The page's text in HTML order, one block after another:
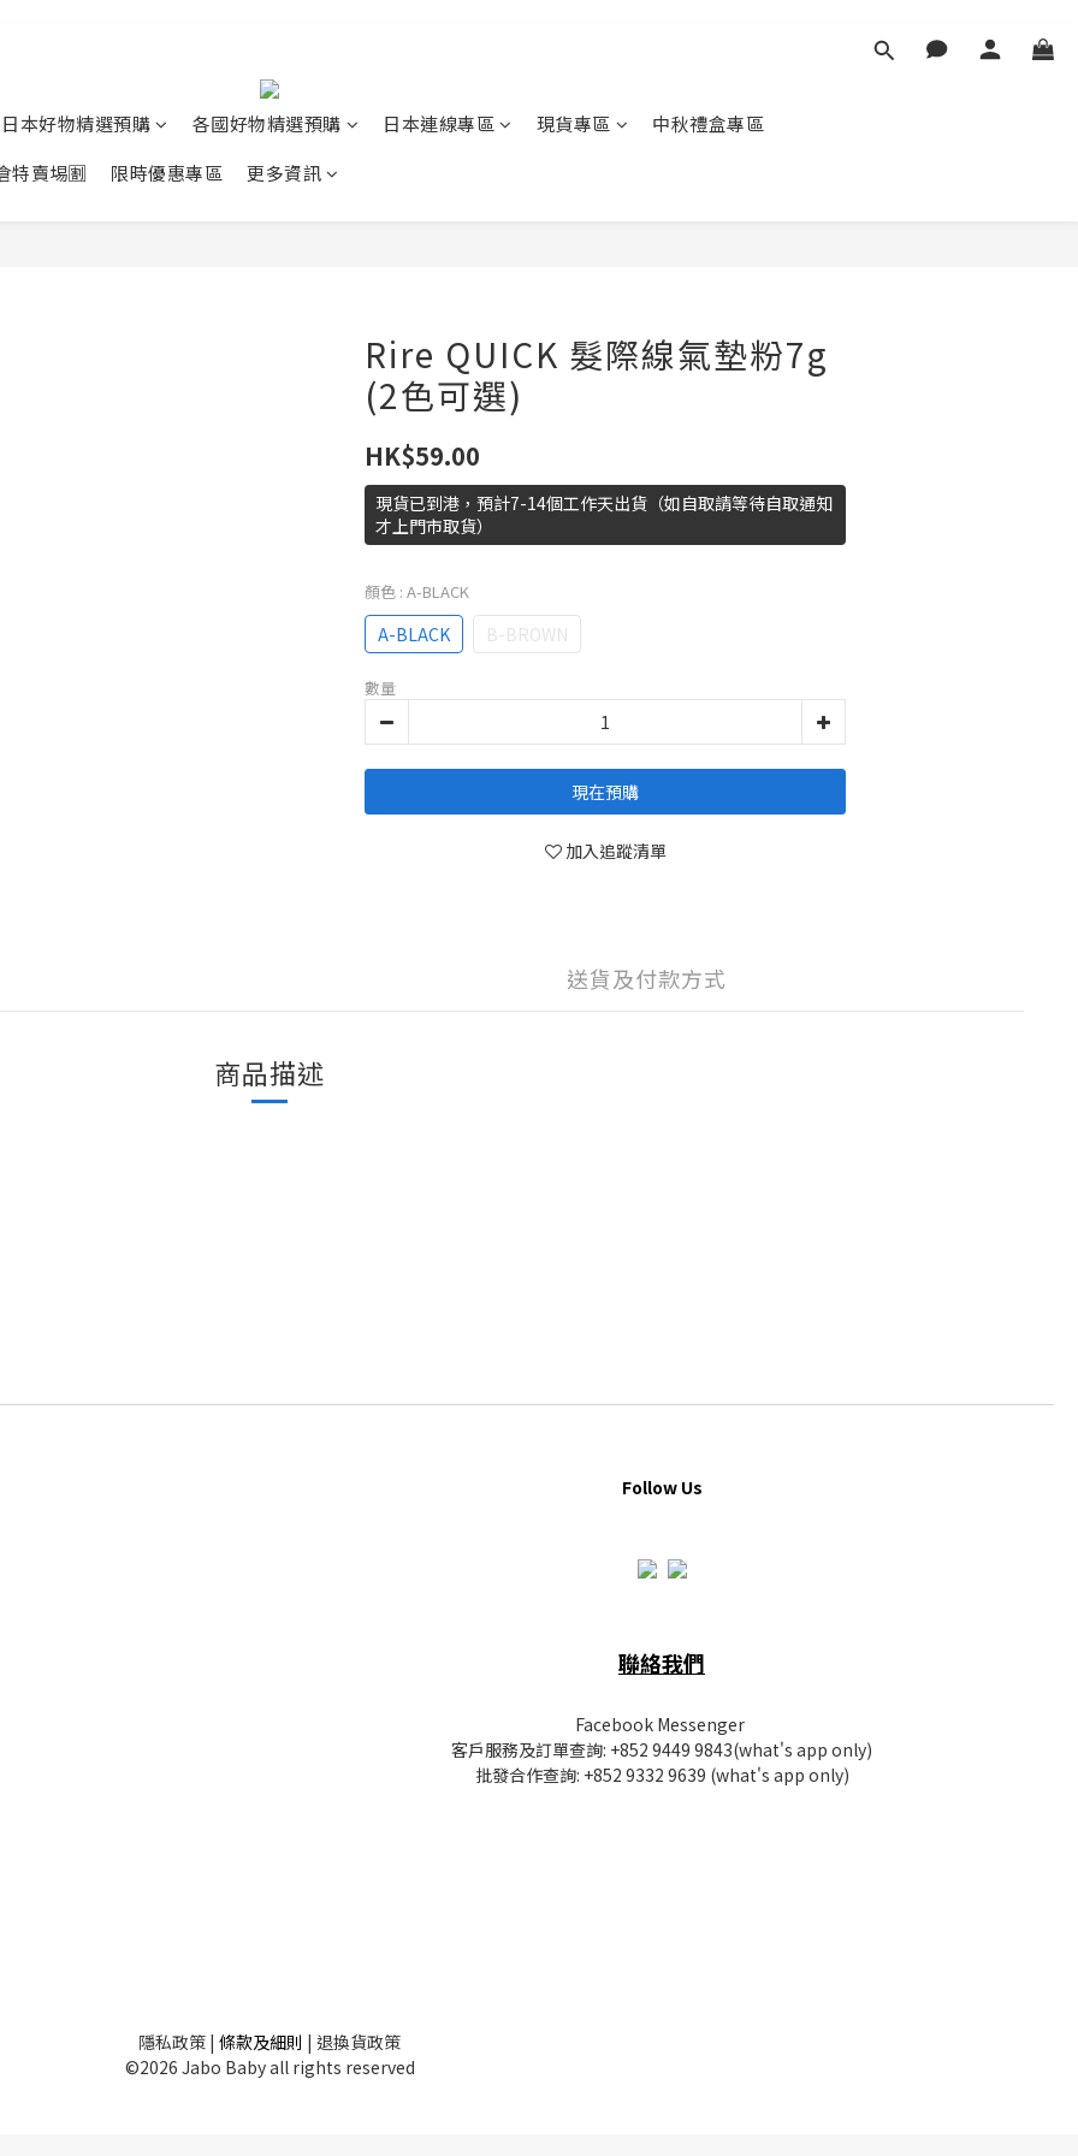
日本好物精選預購 各國好物精選預購 日本連線專區 現貨專區
中秋禮盒專區
特賣埸🈹
限時優惠專區 更多資訊
Rire QUICK 髮際線氣墊粉7g
(2色可選)
HK$59.00
現貨已到港，預計7-14個工作天出貨（如自取請等待自取通知
才上門市取貨）
顏色 : A-BLACK
A-BLACK B-BROWN
數量
現在預購
加入追蹤清單
送貨及付款方式
商品描述
Follow Us
聯絡我們
Facebook Messenger
客戶服務及訂單查詢: +852 9449 9843(what's app only)
批發合作查詢: +852 9332 9639 (what's app only)
隱私政策 | 條款及細則 | 退換貨政策
©2026 Jabo Baby all rights reserved